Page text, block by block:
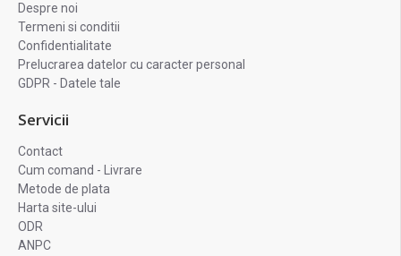
Despre noi
Termeni si conditii
Confidentialitate
Prelucrarea datelor cu caracter personal
GDPR - Datele tale
Servicii
Contact
Cum comand - Livrare
Metode de plata
Harta site-ului
ODR
ANPC